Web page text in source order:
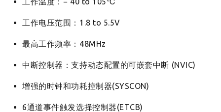
工作电压范围：1.8 to 5.5V
最高工作频率：48MHz
中断控制器：支持动态配置的可嵌套中断 (NVIC)
增强的时钟和功耗控制器(SYSCON)
6通道事件触发选择控制器(ETCB)